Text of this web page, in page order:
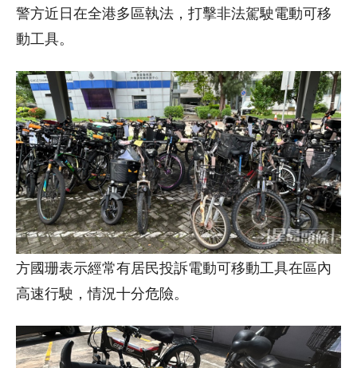
警方近日在全港多區執法，打擊非法駕駛電動可移
動工具。
方國珊表示經常有居民投訴電動可移動工具在區內
高速行駛，情況十分危險。